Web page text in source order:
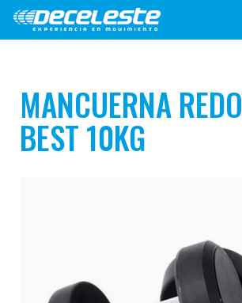
MANCUERNA
BEST 10KG